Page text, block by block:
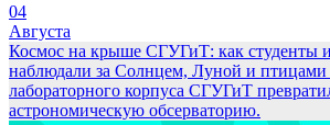
04
Августа
Космос на крыше СГУГиТ: как студенты
наблюдали за Солнцем, Луной и птицами
лабораторного корпуса СГУГиТ
астрономическую обсерваторию.